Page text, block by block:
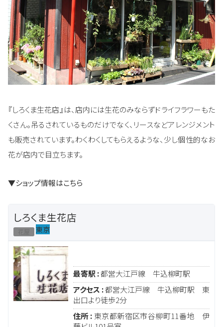
『しろくま生花店』は、店内には生花のみならずドライフラワーもた
くさん。吊るされているものだけでなく、リースなどアレンジメント
も販売されています。わくわくしてもらえるような、少し個性的なお
花が店内で目立ちます。
▼ショップ情報はこちら
しろくま生花店
東京
花屋
最寄駅 :都営大江戸線 牛込柳町駅
アクセス :都営大江戸線 牛込柳町駅 東
出口より徒歩2分
住所 : 東京都新宿区市谷柳町11番地 伊